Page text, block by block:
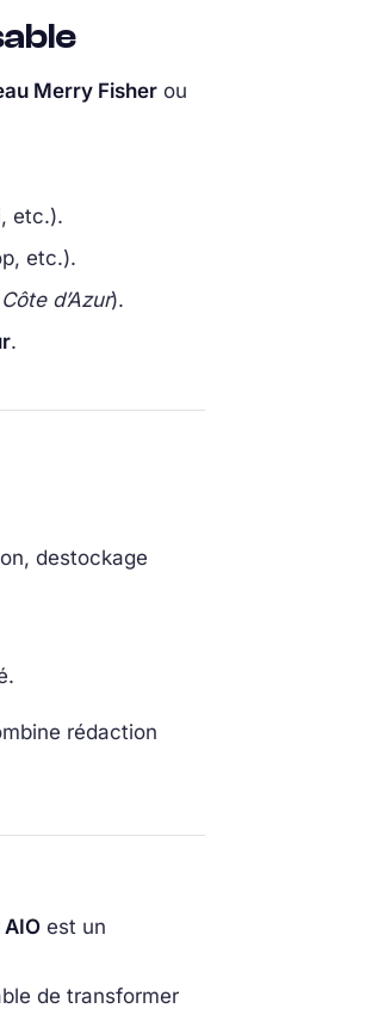
Merry Fisher ou
etc.).
etc.).
d’Azur).
.
destockage
rédaction
est un
de transformer